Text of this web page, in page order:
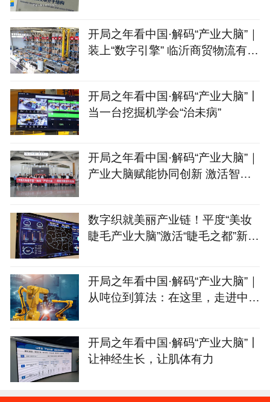
开局之年看中国·解码“产业大脑”｜
装上“数字引擎” 临沂商贸物流有
开局之年看中国·解码“产业大脑”丨
当一台挖掘机学会“治未病”
开局之年看中国·解码“产业大脑”｜
产业大脑赋能协同创新 激活智能
数字织就美丽产业链！平度“美妆
睫毛产业大脑”激活“睫毛之都”新动
开局之年看中国·解码“产业大脑”｜
从吨位到算法：在这里，走进中国
开局之年看中国·解码“产业大脑”丨
让神经生长，让肌体有力